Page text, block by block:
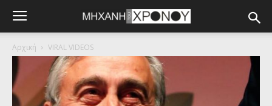
Αρχική VIRAL VIDEOS